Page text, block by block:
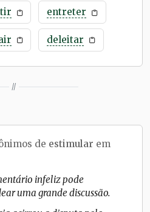
entreter
deleitar
//
de estimular em
infeliz pode
uma grande discussão.